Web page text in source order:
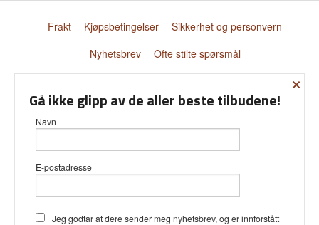
Frakt Kjøpsbetingelser
Sikkerhet og personvern
Nyhetsbrev
Ofte stilte spørsmål
Vår nettbutikk bruker cookies slik at
bruker cookies hovedsaklig til å lagre
×
Gå ikke glipp av de aller beste tilbudene!
Navn
E-postadresse
Jeg godtar at dere sender meg nyhetsbrev, og er innforstått